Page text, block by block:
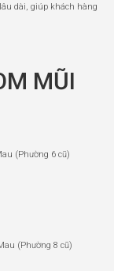
dài, giúp khách hàng
MŨI
(Phường 6 cũ)
(Phường 8 cũ)